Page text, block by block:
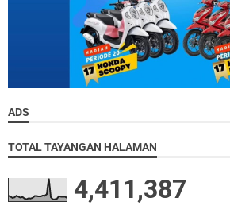
ADS
TOTAL TAYANGAN HALAMAN
4,411,387